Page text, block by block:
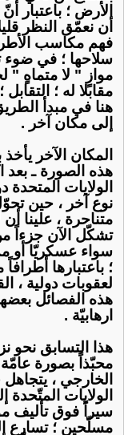
الأرض ؛ باعتبار أنّ
أن نعمّق النظر
فهم مكاسب
سلاحها ؛ في ضوء
موازٍ " لا متماهٍ "
مقابلا له ؛
هنا في مبدأ
إلى مكان آخر .
المكان الآخر
هذه الصورة ـ بعد
الولايات
نوع آخر ، حين
متناحرة ، علينا
تشكّل الآن جزءاً
سواء عسكريّا أو
؛ باعتبارها
لعقوبات دولية ،
هذه الفصائل
ارهابيّة .
هذا التسابق نحو
محبّذاً بصورة
الخارجي ،
الولايات
سيراً فوق تأليف
مسلّحين ؛ تسارع